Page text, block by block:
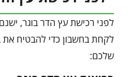
לפני רכישת עץ הדר בוגר,
לקחת בחשבון כדי להבטיח את
שלכם: